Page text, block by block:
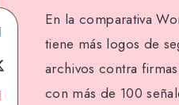
Share
on
Facebook
En la comparativa
tiene más logos de
archivos contra
con más de 100